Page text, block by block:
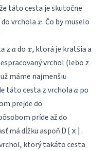
táto cesta je skutočne
do vrchola x
x. Čo by muselo
z a
ado x
x, ktorá je kratšia a
vrchol (lebo z
máme najmenšiu
táto cesta z vrchola a
a po
prejde do
príde až do
má dĺžku aspoň D[x] .
ktorý takáto cesta